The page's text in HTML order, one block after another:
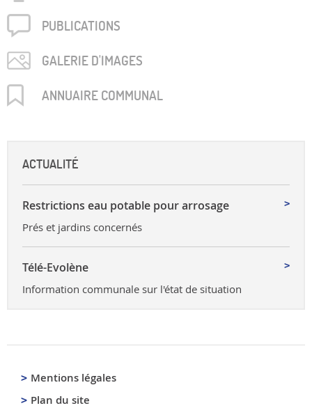
PUBLICA­TIONS
GALERIE D'IMAGES
ANNUAIRE COMMUNAL
ACTUALITÉ
Restrictions eau potable pour arrosage
Prés et jardins concernés
Télé-Evolène
Information communale sur l'état de situation
Mentions légales
Plan du site